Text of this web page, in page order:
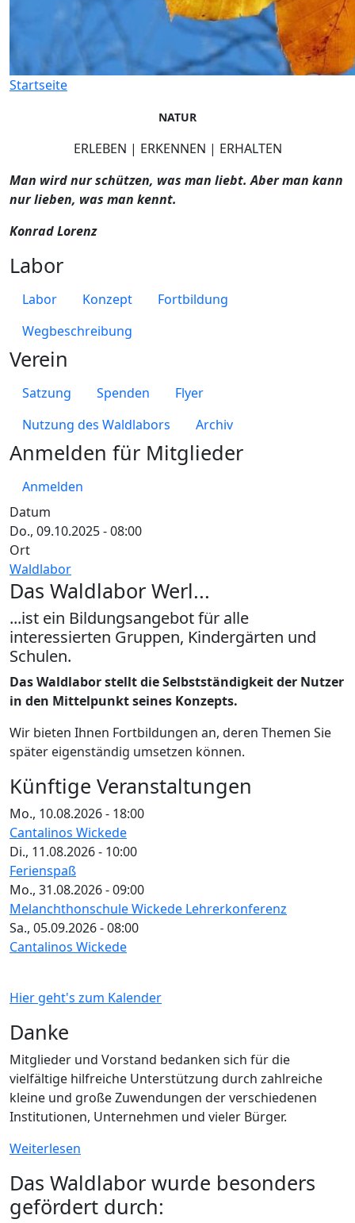
Startseite
Datum
Do., 09.10.2025 - 08:00
Ort
Waldlabor
NATUR
ERLEBEN | ERKENNEN | ERHALTEN
Man wird nur schützen, was man liebt. Aber man kann
nur lieben, was man kennt.
Konrad Lorenz
Labor
Labor Konzept
Fortbildung
Wegbeschreibung
Verein
Satzung Spenden
Flyer
Nutzung des Waldlabors
Archiv
Anmelden für Mitglieder
Anmelden
Das Waldlabor Werl...
...ist ein Bildungsangebot für alle
interessierten Gruppen, Kindergärten und
Schulen.
Das Waldlabor stellt die Selbstständigkeit der Nutzer
in den Mittelpunkt seines Konzepts.
Wir bieten Ihnen Fortbildungen an, deren Themen Sie
später eigenständig umsetzen können.
Künftige Veranstaltungen
Mo., 10.08.2026 - 18:00
Cantalinos Wickede
Di., 11.08.2026 - 10:00
Ferienspaß
Mo., 31.08.2026 - 09:00
Melanchthonschule Wickede Lehrerkonferenz
Sa., 05.09.2026 - 08:00
Cantalinos Wickede
Hier geht's zum Kalender
Danke
Mitglieder und Vorstand bedanken sich für die
vielfältige hilfreiche Unterstützung durch zahlreiche
kleine und große Zuwendungen der verschiedenen
Institutionen, Unternehmen und vieler Bürger.
Weiterlesen
Das Waldlabor wurde besonders
gefördert durch: